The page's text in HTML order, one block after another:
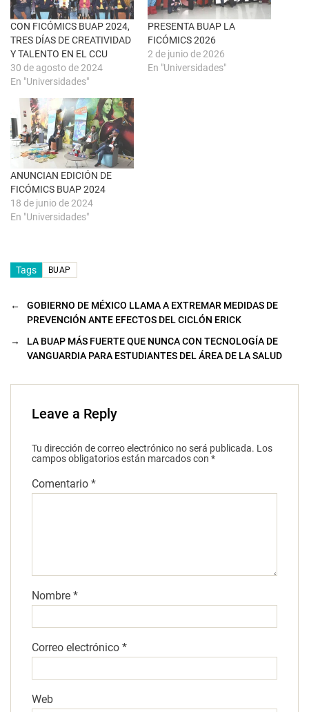
v
e
n
t
a
n
n
u
e
v
a
)
o
o
k
(
S
e
a
b
r
e
e
n
u
n
a
v
e
n
t
a
n
a
n
u
e
CON FICÓMICS BUAP 2024,
TRES DÍAS DE CREATIVIDAD
Y TALENTO EN EL CCU
30 de agosto de 2024
En "Universidades"
PRESENTA BUAP LA
FICÓMICS 2026
2 de junio de 2026
En "Universidades"
ANUNCIAN EDICIÓN DE
FICÓMICS BUAP 2024
18 de junio de 2024
En "Universidades"
Tags BUAP
←
GOBIERNO DE MÉXICO LLAMA A EXTREMAR MEDIDAS DE
PREVENCIÓN ANTE EFECTOS DEL CICLÓN ERICK
→
LA BUAP MÁS FUERTE QUE NUNCA CON TECNOLOGÍA DE
VANGUARDIA PARA ESTUDIANTES DEL ÁREA DE LA SALUD
Leave a Reply
Tu dirección de correo electrónico no será publicada. Los
campos obligatorios están marcados con *
Comentario *
Nombre *
Correo electrónico *
Web